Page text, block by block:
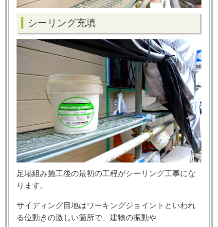
シーリング充填
足場組み施工後の最初の工程がシーリング工事にな
ります。
サイディング目地はワーキングジョイントといわれ
る位動きの激しい箇所で、建物の振動や